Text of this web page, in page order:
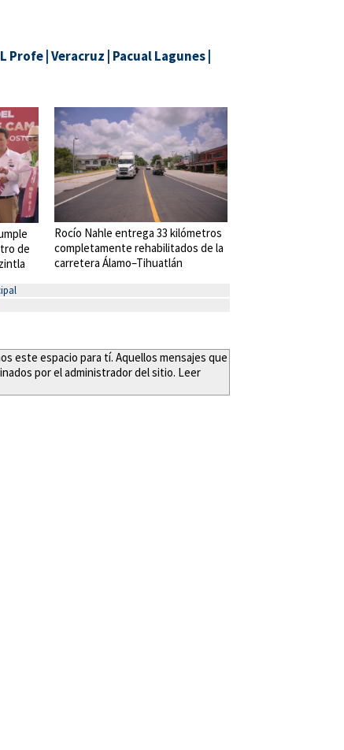
Profe Veracruz Pacual Lagunes
de
Rocío Nahle entrega 33 kilómetros
completamente rehabilitados de la
carretera Álamo–Tihuatlán
este espacio para tí. Aquellos mensajes que
por el administrador del sitio. Leer